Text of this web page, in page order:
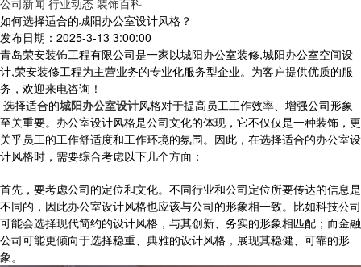
公司新闻 行业动态 装饰百科
如何选择适合的城阳办公室设计风格？
发布日期：2025-3-13 3:00:00
青岛荣安装饰工程有限公司是一家以城阳办公室装修,城阳办公室空间设
计,荣安装修工程为主营业务的专业化服务型企业。为客户提供优质的服
务，欢迎来电咨询！
选择适合的城阳办公室设计风格对于提高员工工作效率、增强公司形象
至关重要。办公室设计风格是公司文化的体现，它不仅仅是一种装饰，更
关乎员工的工作舒适度和工作环境的氛围。因此，在选择适合的办公室设
计风格时，需要综合考虑以下几个方面：
首先，要考虑公司的定位和文化。不同行业和公司定位所要传达的信息是
不同的，因此办公室设计风格也应该与公司的形象相一致。比如科技公司
可能会选择现代简约的设计风格，与其创新、务实的形象相匹配；而金融
公司可能更倾向于选择稳重、典雅的设计风格，展现其稳健、可靠的形
象。